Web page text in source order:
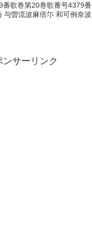
歌巻第20巻歌番号4379
曽流波麻倍尓 和可例奈
ンサーリンク